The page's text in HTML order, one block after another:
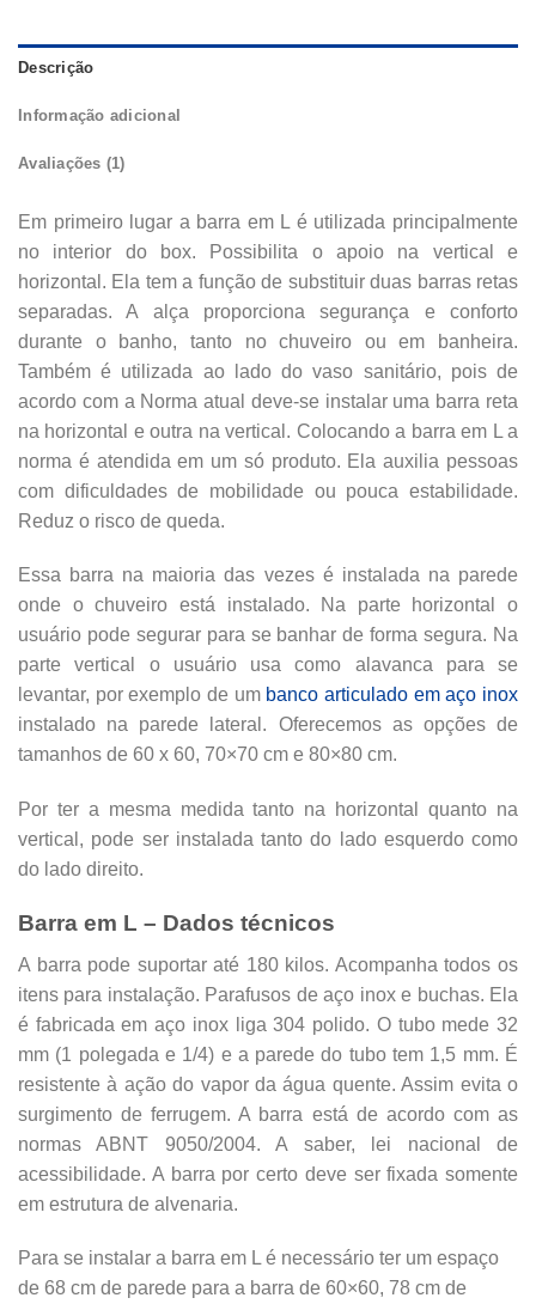
Descrição
Informação adicional
Avaliações (1)
Em primeiro lugar a barra em L é utilizada principalmente
no interior do box. Possibilita o apoio na vertical e
horizontal. Ela tem a função de substituir duas barras retas
separadas. A alça proporciona segurança e conforto
durante o banho, tanto no chuveiro ou em banheira.
Também é utilizada ao lado do vaso sanitário, pois de
acordo com a Norma atual deve-se instalar uma barra reta
na horizontal e outra na vertical. Colocando a barra em L a
norma é atendida em um só produto. Ela auxilia pessoas
com dificuldades de mobilidade ou pouca estabilidade.
Reduz o risco de queda.
Essa barra na maioria das vezes é instalada na parede
onde o chuveiro está instalado. Na parte horizontal o
usuário pode segurar para se banhar de forma segura. Na
parte vertical o usuário usa como alavanca para se
levantar, por exemplo de um banco articulado em aço inox
instalado na parede lateral. Oferecemos as opções de
tamanhos de 60 x 60, 70×70 cm e 80×80 cm.
Por ter a mesma medida tanto na horizontal quanto na
vertical, pode ser instalada tanto do lado esquerdo como
do lado direito.
Barra em L – Dados técnicos
A barra pode suportar até 180 kilos. Acompanha todos os
itens para instalação. Parafusos de aço inox e buchas. Ela
é fabricada em aço inox liga 304 polido. O tubo mede 32
mm (1 polegada e 1/4) e a parede do tubo tem 1,5 mm. É
resistente à ação do vapor da água quente. Assim evita o
surgimento de ferrugem. A barra está de acordo com as
normas ABNT 9050/2004. A saber, lei nacional de
acessibilidade. A barra por certo deve ser fixada somente
em estrutura de alvenaria.
Para se instalar a barra em L é necessário ter um espaço
de 68 cm de parede para a barra de 60×60, 78 cm de